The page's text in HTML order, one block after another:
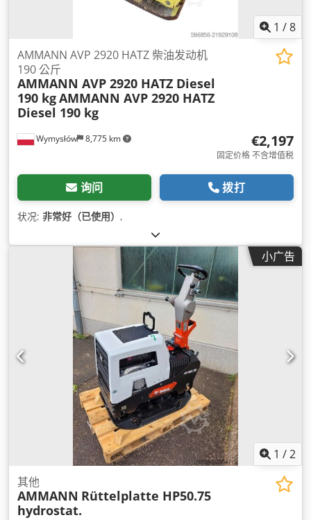
1 /8
Wymysłów 8,775 km
AMMANN AVP 2920 HATZ 柴油发动机
190 公斤
AMMANN AVP 2920 HATZ Diesel
190 kgAMMANN AVP 2920 HATZ
Diesel 190 kg
€2,197
固定价格 不含增值税
询问 拨打
状况: 非常好（已使用） ,
小广告
1 /2
其他
AMMANN Rüttelplatte HP50.75
hydrostat.